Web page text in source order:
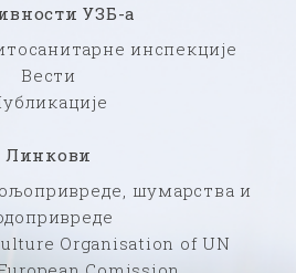
УЗБ-а
инспекције
Вести
Линкови
шумарства и
Organisation of UN